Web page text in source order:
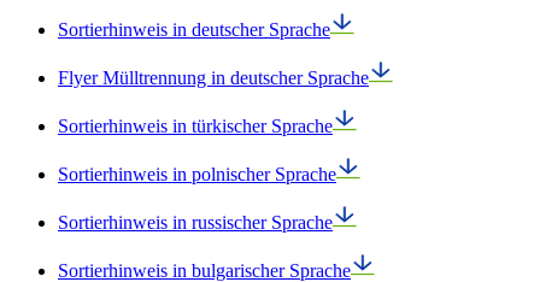
Sortierhinweis in deutscher Sprache
Flyer Mülltrennung in deutscher Sprache
Sortierhinweis in türkischer Sprache
Sortierhinweis in polnischer Sprache
Sortierhinweis in russischer Sprache
Sortierhinweis in bulgarischer Sprache